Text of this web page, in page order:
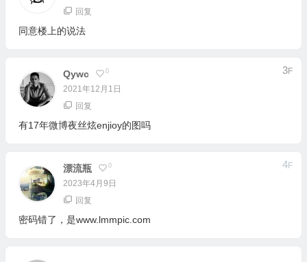
回复
同意楼上的说法
Qywc 0
2021年12月1日
3F
回复
有17年微博夜丝炫enjioy的图吗
漂流瓶 0
2023年4月9日
4F
回复
密码错了，是www.lmmpic.com